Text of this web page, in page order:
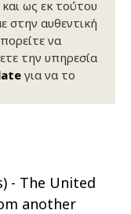
και ως εκ τούτου
στην αυθεντική
να
την υπηρεσία
για να το
- The United
another